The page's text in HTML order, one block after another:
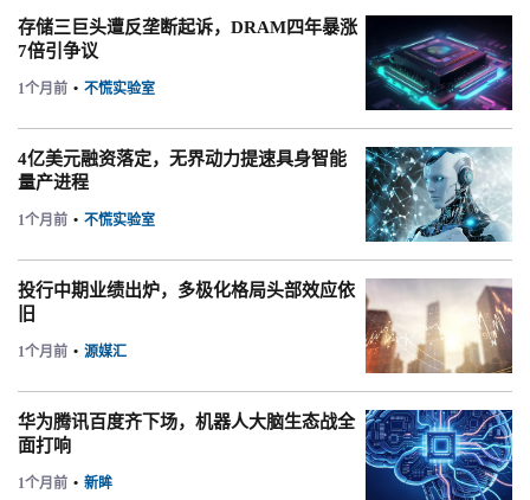
存储三巨头遭反垄断起诉，DRAM四年暴涨
7倍引争议
1个月前 • 不慌实验室
4亿美元融资落定，无界动力提速具身智能
量产进程
1个月前 • 不慌实验室
投行中期业绩出炉，多极化格局头部效应依
旧
1个月前 • 源媒汇
华为腾讯百度齐下场，机器人大脑生态战全
面打响
1个月前 • 新眸